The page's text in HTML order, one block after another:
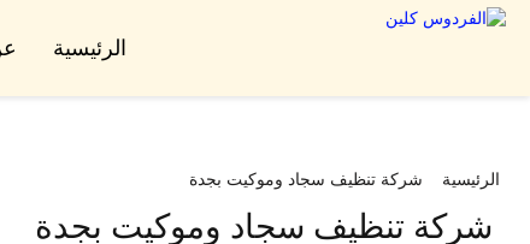
الرئيسية
الرئيسية شركة تنظيف سجاد وموكيت بجدة
شركة تنظيف سجاد وموكيت بجدة